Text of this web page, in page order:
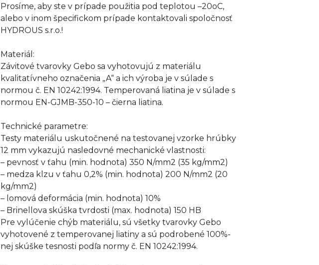
Prosíme, aby ste v prípade použitia pod teplotou –20oC,
alebo v inom špecifickom prípade kontaktovali spoločnosť
HYDROUS s.r.o.!
Materiál:
Závitové tvarovky Gebo sa vyhotovujú z materiálu
kvalitatívneho označenia „A“ a ich výroba je v súlade s
normou č. EN 10242:1994. Temperovaná liatina je v súlade s
normou EN-GJMB-350-10 – čierna liatina.
Technické parametre:
Testy materiálu uskutočnené na testovanej vzorke hrúbky
12 mm vykazujú nasledovné mechanické vlastnosti:
– pevnosť v ťahu (min. hodnota) 350 N/mm2 (35 kg/mm2)
– medza klzu v ťahu 0,2% (min. hodnota) 200 N/mm2 (20
kg/mm2)
– lomová deformácia (min. hodnota) 10%
– Brinellova skúška tvrdosti (max. hodnota) 150 HB
Pre vylúčenie chýb materiálu, sú všetky tvarovky Gebo
vyhotovené z temperovanej liatiny a sú podrobené 100%-
nej skúške tesnosti podľa normy č. EN 10242:1994.